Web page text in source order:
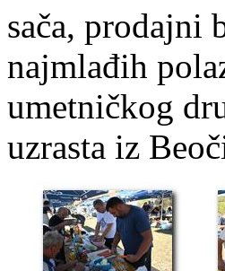
sača, prodajni
najmlađih
umetničkog
uzrasta iz